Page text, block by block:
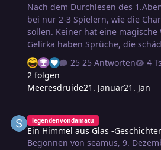
Nach dem Durchlesen des
bei nur 2-3 Spielern, wie die
sollen. Keiner hat eine magische
Gelirka haben Sprüche, die
hindern (Sumpfboden) können.
muss wohl dabei sein (mal von
abgesehen;-) und zwar Janko)
25 Antworten
2 folgen
Meeresdruide21. Januar21. Jan
legendenvondamatu
Ein Himmel aus Glas -
Begonnen vonseamus,9.